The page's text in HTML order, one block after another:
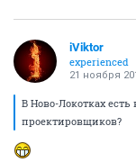
iViktor
experienced
21 ноября
В Ново-Локотках
проектировщиков?